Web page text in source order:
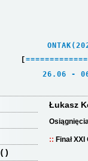
[ =============
26.06
Łukasz
Finał